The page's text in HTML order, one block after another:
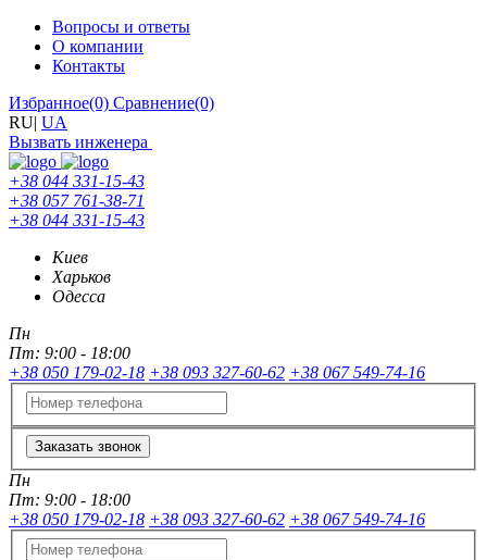
Вопросы и ответы
О компании
Контакты
Избранное(0) Сравнение(0)
RU| UA
Вызвать инженера
+38 044 331-15-43
+38 057 761-38-71
+38 044 331-15-43
Киев
Харьков
Одесса
Пн
Пт: 9:00 - 18:00
+38 050 179-02-18 +38 093 327-60-62 +38 067 549-74-16
Заказать звонок
Пн
Пт: 9:00 - 18:00
+38 050 179-02-18 +38 093 327-60-62 +38 067 549-74-16